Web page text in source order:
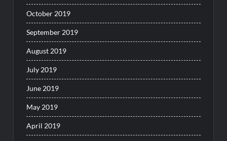
October 2019
September 2019
August 2019
July 2019
June 2019
May 2019
April 2019